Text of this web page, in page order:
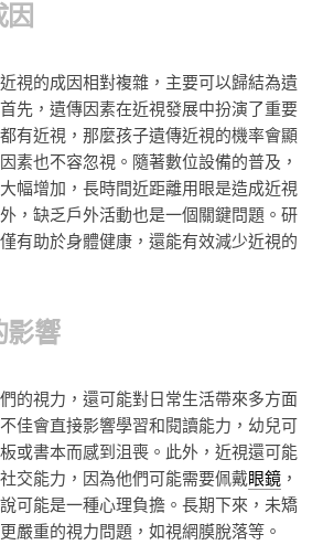
視的成因相對複雜，主要可以歸結為遺
先，遺傳因素在近視發展中扮演了重要
有近視，那麼孩子遺傳近視的機率會顯
素也不容忽視。隨著數位設備的普及，
幅增加，長時間近距離用眼是造成近視
，缺乏戶外活動也是一個關鍵問題。研
有助於身體健康，還能有效減少近視的
影響
的視力，還可能對日常生活帶來多方面
佳會直接影響學習和閱讀能力，幼兒可
或書本而感到沮喪。此外，近視還可能
交能力，因為他們可能需要佩戴眼鏡 ，
可能是一種心理負擔。長期下來，未矯
嚴重的視力問題，如視網膜脫落等。